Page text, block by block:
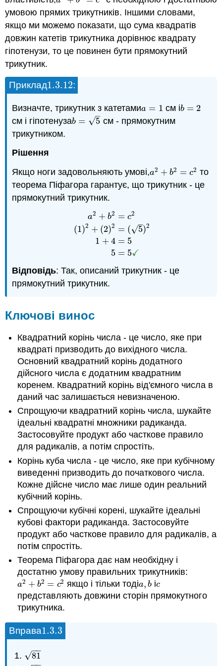
умовою прямих трикутників. Іншими словами,
якщо ми можемо показати, що сума квадратів
довжин катетів трикутника дорівнює квадрату
гіпотенузи, то це повинен бути прямокутний
трикутник.
Приклад1.3.12
1.3.12:
Визначте, трикутник з катетамиa = 1
a =1 см іb = 2
b =2
см і гіпотенузаb = 5
–
√
b =5
см - прямокутним
трикутником.
Рішення
Якщо ноги задовольняють умові,a2 + b2 = c2
a2 +b2=c2
то
теорема Піфагора гарантує, що трикутник - це
прямокутний трикутник.
a2 + b2
(1)2 + (2)2
1 + 4
5
= c2
= ( 5
–
√ )2
= 5
= 5✓
a2+ 2 =c2 1)2 +( 2)2
Відповідь: Так, описаний трикутник - це
прямокутний трикутник.
Ключові винос
Квадратний корінь числа - це число, яке при
квадраті призводить до вихідного числа.
Основний квадратний корінь додатного
дійсного числа є додатним квадратним
коренем. Квадратний корінь від'ємного числа в
даний час залишається невизначеною.
Спрощуючи квадратний корінь числа, шукайте
ідеальні квадратні множники радиканда.
Застосовуйте продукт або часткове правило
для радикалів, а потім спростіть.
Корінь куба числа - це число, яке при кубічному
виведенні призводить до початкового числа.
Кожне дійсне число має лише один реальний
кубічний корінь.
Спрощуючи кубічні корені, шукайте ідеальні
кубові фактори радиканда. Застосовуйте
продукт або часткове правило для радикалів, а
потім спростіть.
Теорема Піфагора дає нам необхідну і
достатню умову правильних трикутників:
a2 + b2 = c2
a2 +b2=c2 якщо і тільки тодіa, b
a, b іc
c
представляють довжини сторін прямокутного
трикутника.
Вправа1.3.3
1.3.3
81
−−
√
81